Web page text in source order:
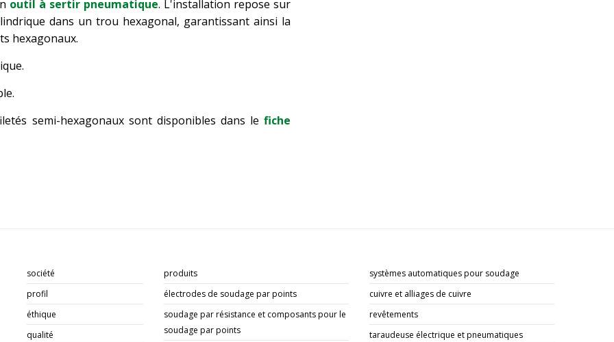
outil à sertir pneumatique. L'installation repose sur
dans un trou hexagonal, garantissant ainsi la
hexagonaux.
semi-hexagonaux sont disponibles dans le fiche
société
profil
éthique
qualité
produits
électrodes de soudage par points
soudage par résistance et composants pour le
soudage par points
systèmes automatiques pour soudage
cuivre et alliages de cuivre
revêtements
taraudeuse électrique et pneumatiques